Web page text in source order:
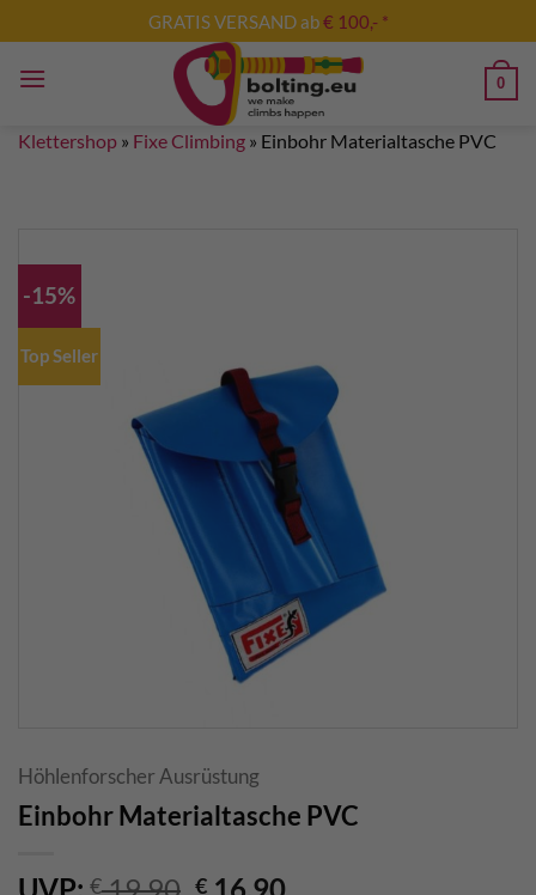
Inhalt
springen
GRATIS VERSAND ab€ 100,- *
0
Klettershop » Fixe Climbing » Einbohr Materialtasche PVC
-15%
Top Seller
Höhlenforscher Ausrüstung
Einbohr Materialtasche PVC
€
Ursprünglicher
€
Aktueller